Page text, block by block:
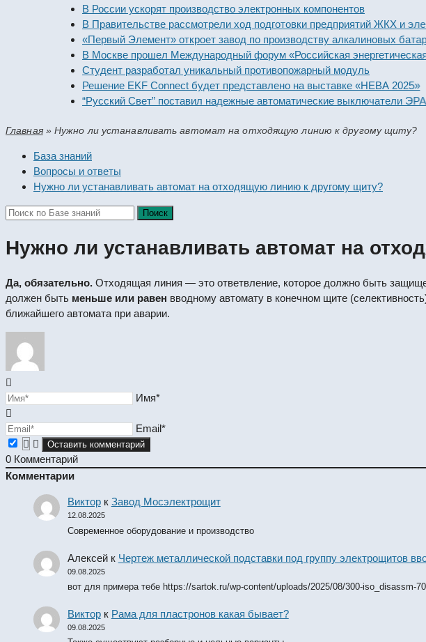
В России ускорят производство электронных компонентов
В Правительстве рассмотрели ход подготовки предприятий ЖКХ и
«Первый Элемент» откроет завод по производству алкалиновых
В Москве прошел Международный форум «Российская энергетическая
Студент разработал уникальный противопожарный модуль
Решение EKF Connect будет представлено на выставке «НЕВА 2025»
“Русский Свет” поставил надежные автоматические выключатели ЭРА
Главная»Нужно ли устанавливать автомат на отходящую линию к другому щиту?
База знаний
Вопросы и ответы
Нужно ли устанавливать автомат на отходящую линию к другому щиту?
Нужно ли устанавливать автомат на
Да, обязательно. Отходящая линия — это ответвление, которое должно быть
должен быть меньше или равен вводному автомату в конечном щите
ближайшего автомата при аварии.
Имя*
Email*
0 Комментарий
Комментарии
Викторк Завод Мосэлектрощит
12.08.2025
Современное оборудование и производство
Алексейк Чертеж металлической подставки под группу электрощитов
09.08.2025
вот для примера тебе https://sartok.ru/wp-content/uploads/2025/08/300-iso_disassm-
Викторк Рама для пластронов какая бывает?
09.08.2025